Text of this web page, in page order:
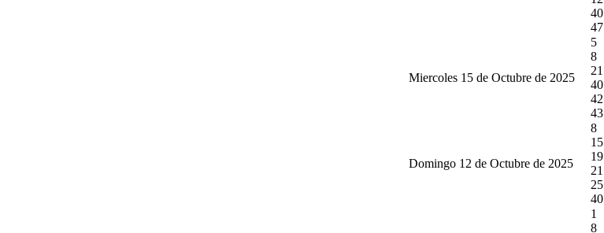
40
47
Miercoles 15 de Octubre de 2025
5
8
21
40
42
43
Domingo 12 de Octubre de 2025
8
15
19
21
25
40
1
8